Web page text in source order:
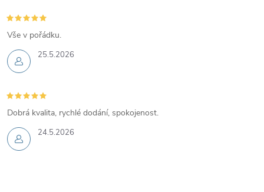
25.5.2026
Vše v pořádku.
24.5.2026
Dobrá kvalita, rychlé dodání, spokojenost.